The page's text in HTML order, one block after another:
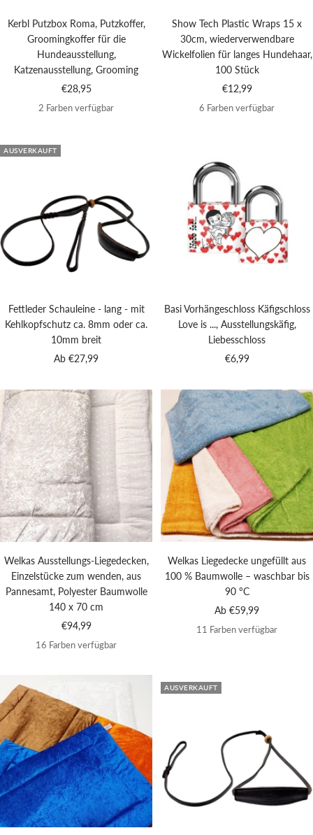
Kerbl Putzbox Roma, Putzkoffer,
Groomingkoffer für die
Hundeausstellung,
Katzenausstellung, Grooming
Angebotspreis
€28,95
2 Farben verfügbar
Show Tech Plastic Wraps 15 x
30cm, wiederverwendbare
Wickelfolien für langes Hundehaar,
100 Stück
Angebotspreis
€12,99
6 Farben verfügbar
AUSVERKAUFT
Fettleder Schauleine - lang - mit
Kehlkopfschutz ca. 8mm oder ca.
10mm breit
Angebotspreis
Ab €27,99
Basi Vorhängeschloss Käfigschloss
Love is ..., Ausstellungskäfig,
Liebesschloss
Angebotspreis
€6,99
Welkas Ausstellungs-Liegedecken,
Einzelstücke zum wenden, aus
Pannesamt, Polyester Baumwolle
140 x 70 cm
Angebotspreis
€94,99
16 Farben verfügbar
Welkas Liegedecke ungefüllt aus
100 % Baumwolle – waschbar bis
90 °C
Angebotspreis
Ab €59,99
11 Farben verfügbar
AUSVERKAUFT